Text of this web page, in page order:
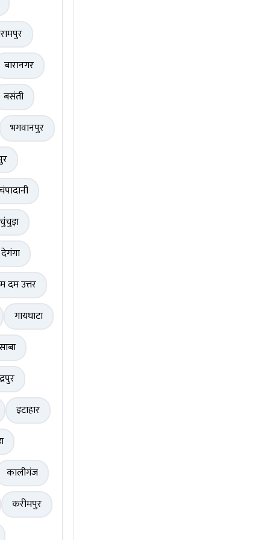
बारानगर
बसंती
भगवानपुर
देगंगा
दम उत्तर
गायघाटा
इटाहार
कालीगंज
करीमपुर